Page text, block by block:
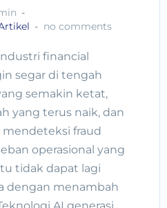
no comments
financial
segar di tengah
semakin ketat,
yang terus naik, dan
fraud
operasional yang
tidak dapat lagi
dengan menambah